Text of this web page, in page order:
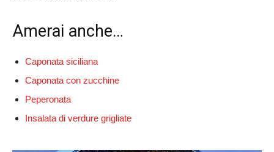
Amerai anche…
Caponata siciliana
Caponata con zucchine
Peperonata
Insalata di verdure grigliate